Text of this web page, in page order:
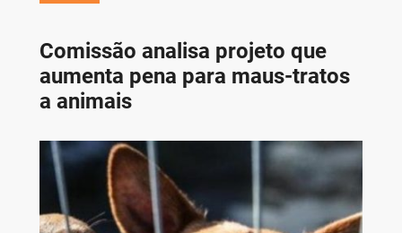
Comissão analisa projeto que
aumenta pena para maus-tratos
a animais